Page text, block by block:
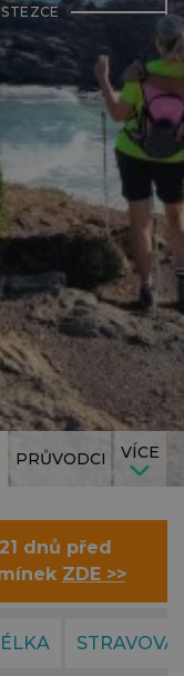
PRŮVODCI VÍCE
dnů před
ZDE >>